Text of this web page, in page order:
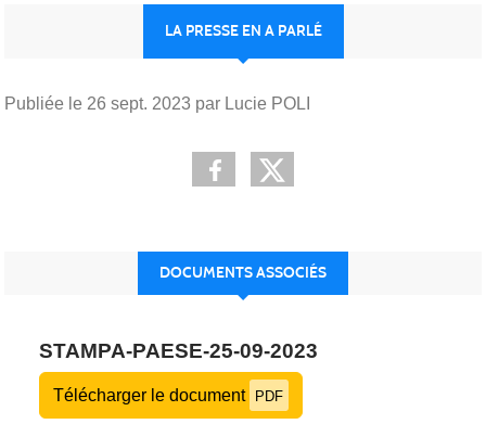
LA PRESSE EN A PARLÉ
Publiée le 26 sept. 2023 par Lucie POLI
DOCUMENTS ASSOCIÉS
STAMPA-PAESE-25-09-2023
Télécharger le document PDF